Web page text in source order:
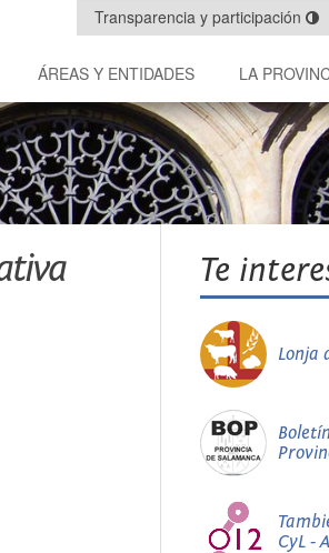
Transparencia y participación
ÁREAS Y ENTIDADES LA
Te
Lonja
CyL -